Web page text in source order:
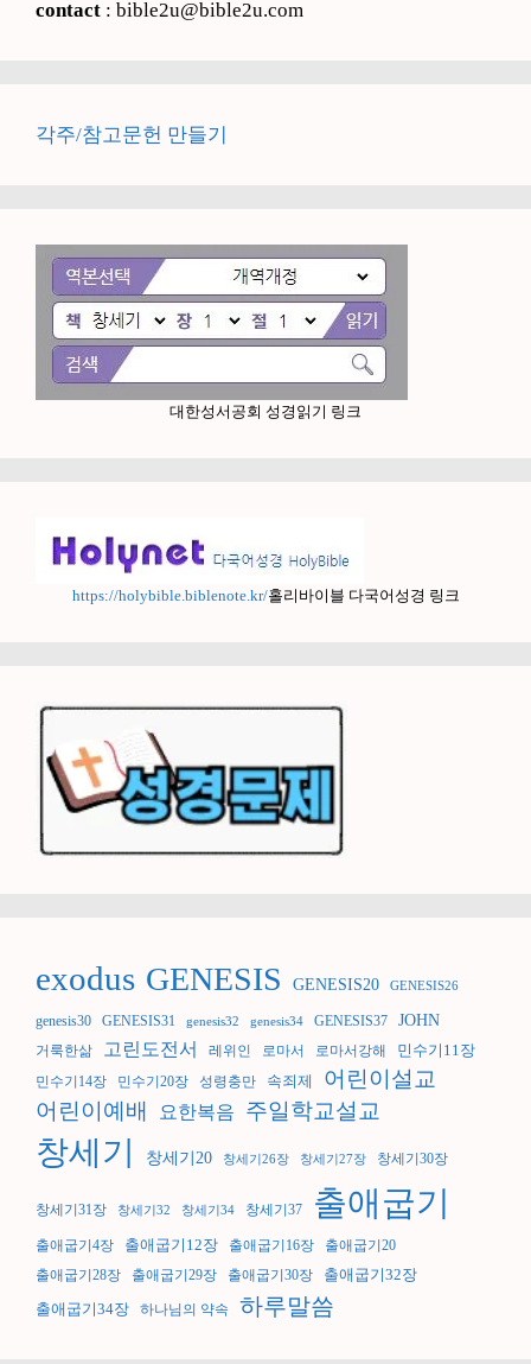
contact : bible2u@bible2u.com
각주/참고문헌 만들기
대한성서공회 성경읽기 링크
https://holybible.biblenote.kr/홀리바이블 다국어성경 링크
exodus GENESIS GENESIS20 GENESIS26
genesis30 GENESIS31 genesis32 genesis34 GENESIS37 JOHN
거룩한삶 고린도전서 레위인 로마서 로마서강해 민수기11장
민수기14장 민수기20장 성령충만 속죄제
어린이설교
어린이예배
요한복음 주일학교설교
창세기 창세기20 창세기26장 창세기27장 창세기30장
창세기31장 창세기32 창세기34 창세기37 출애굽기
출애굽기4장 출애굽기12장 출애굽기16장
출애굽기20
출애굽기28장
출애굽기29장 출애굽기30장 출애굽기32장
출애굽기34장 하나님의 약속 하루말씀